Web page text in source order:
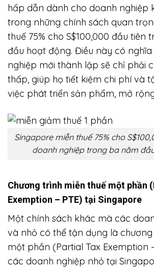
hấp dẫn dành cho doanh nghiệp
trong những chính sách quan
thuế 75% cho S$100,000 đầu tiên
đầu hoạt động. Điều này có
nghiệp mới thành lập sẽ chỉ phải
thấp, giúp họ tiết kiệm chi phí và
việc phát triển sản phẩm, mở
Singapore miễn thuế 75% cho
doanh nghiệp trong ba năm
Chương trình miễn thuế một phần
Exemption – PTE) tại Singapore
Một chính sách khác mà các
và nhỏ có thể tận dụng là
một phần (Partial Tax Exemption
các doanh nghiệp nhỏ tại